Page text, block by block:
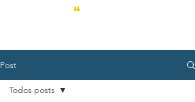
Post
Todos posts